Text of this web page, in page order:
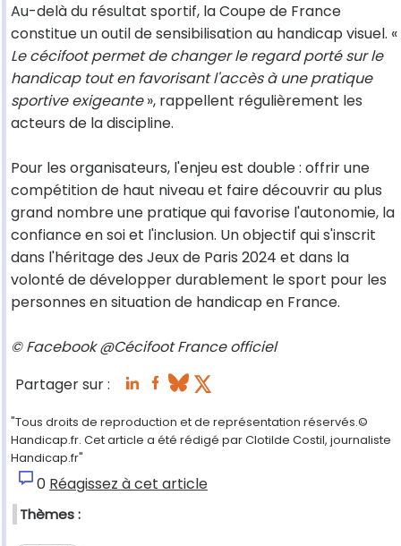
Au-delà du résultat sportif, la Coupe de France
constitue un outil de sensibilisation au handicap visuel. «
Le cécifoot permet de changer le regard porté sur le
handicap tout en favorisant l'accès à une pratique
sportive exigeante», rappellent régulièrement les
acteurs de la discipline.
Pour les organisateurs, l'enjeu est double : offrir une
compétition de haut niveau et faire découvrir au plus
grand nombre une pratique qui favorise l'autonomie, la
confiance en soi et l'inclusion. Un objectif qui s'inscrit
dans l'héritage des Jeux de Paris 2024 et dans la
volonté de développer durablement le sport pour les
personnes en situation de handicap en France.
© Facebook @Cécifoot France officiel
Partager sur :
"Tous droits de reproduction et de représentation réservés.©
Handicap.fr. Cet article a été rédigé par Clotilde Costil, journaliste
Handicap.fr"
0 Réagissez à cet article
Thèmes :